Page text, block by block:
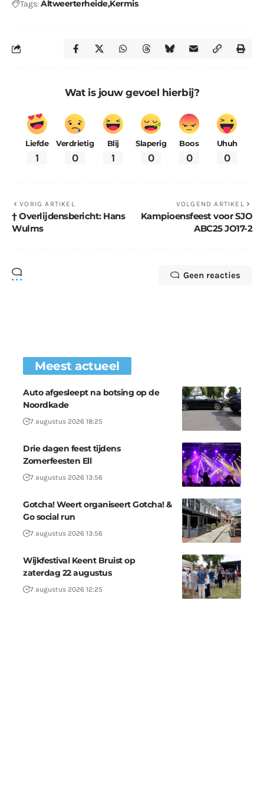
Tags:AltweerterheideKermis
Wat is jouw gevoel hierbij?
Liefde
1
Verdrietig
0
Blij
1
Slaperig
0
Boos
0
Uhuh
0
VORIG ARTIKEL
† Overlijdensbericht: Hans
Wulms
VOLGEND ARTIKEL
Kampioensfeest voor SJO
ABC25 JO17-2
Geen reacties
Meest actueel
Auto afgesleept na botsing op de
Noordkade
7 augustus 2026 18:25
Drie dagen feest tijdens
Zomerfeesten Ell
7 augustus 2026 13:56
Gotcha! Weert organiseert Gotcha! &
Go social run
7 augustus 2026 13:56
Wijkfestival Keent Bruist op
zaterdag 22 augustus
7 augustus 2026 12:25